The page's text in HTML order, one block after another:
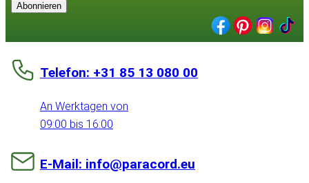
Abonnieren
Telefon: +31 85 13 080 00
An Werktagen von
09:00 bis 16:00
E-Mail: info@paracord.eu